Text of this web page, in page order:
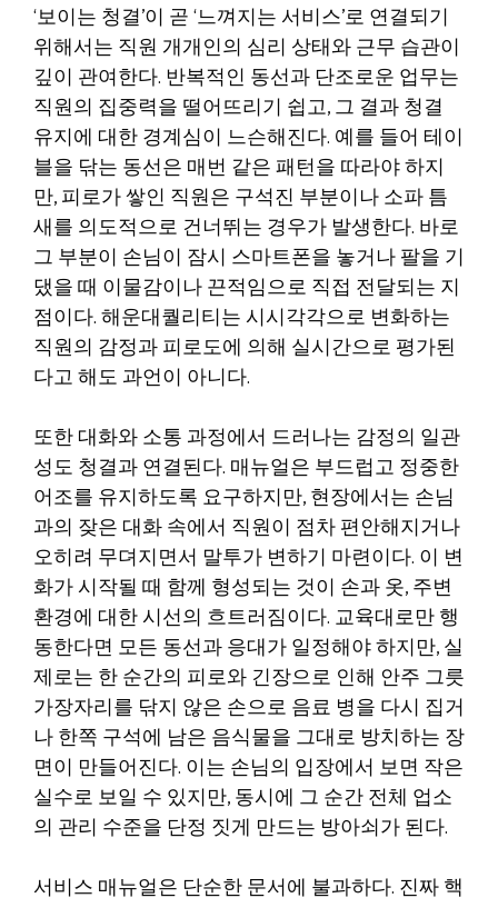
‘보이는 청결’이 곧 ‘느껴지는 서비스’로 연결되기
위해서는 직원 개개인의 심리 상태와 근무 습관이
깊이 관여한다. 반복적인 동선과 단조로운 업무는
직원의 집중력을 떨어뜨리기 쉽고, 그 결과 청결
유지에 대한 경계심이 느슨해진다. 예를 들어 테이
블을 닦는 동선은 매번 같은 패턴을 따라야 하지
만, 피로가 쌓인 직원은 구석진 부분이나 소파 틈
새를 의도적으로 건너뛰는 경우가 발생한다. 바로
그 부분이 손님이 잠시 스마트폰을 놓거나 팔을 기
댔을 때 이물감이나 끈적임으로 직접 전달되는 지
점이다. 해운대퀄리티는 시시각각으로 변화하는
직원의 감정과 피로도에 의해 실시간으로 평가된
다고 해도 과언이 아니다.
또한 대화와 소통 과정에서 드러나는 감정의 일관
성도 청결과 연결된다. 매뉴얼은 부드럽고 정중한
어조를 유지하도록 요구하지만, 현장에서는 손님
과의 잦은 대화 속에서 직원이 점차 편안해지거나
오히려 무뎌지면서 말투가 변하기 마련이다. 이 변
화가 시작될 때 함께 형성되는 것이 손과 옷, 주변
환경에 대한 시선의 흐트러짐이다. 교육대로만 행
동한다면 모든 동선과 응대가 일정해야 하지만, 실
제로는 한 순간의 피로와 긴장으로 인해 안주 그릇
가장자리를 닦지 않은 손으로 음료 병을 다시 집거
나 한쪽 구석에 남은 음식물을 그대로 방치하는 장
면이 만들어진다. 이는 손님의 입장에서 보면 작은
실수로 보일 수 있지만, 동시에 그 순간 전체 업소
의 관리 수준을 단정 짓게 만드는 방아쇠가 된다.
서비스 매뉴얼은 단순한 문서에 불과하다. 진짜 핵